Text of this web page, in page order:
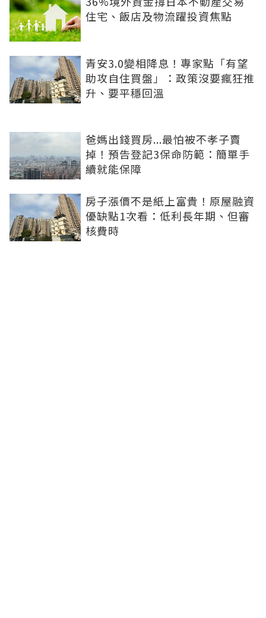
住宅、飯店及物流躍投資焦點
青安3.0變相降息！專家點「有望
助攻自住買盤」：政策沒要瘋狂推
升、要平穩回溫
爸媽出錢買房...最怕被不孝子賣
掉！預告登記3保命防範：簡單手
續就能保障
房子漲價不是紙上富貴！原屋融資
優缺點1次看：低利長年期、但審
核費時